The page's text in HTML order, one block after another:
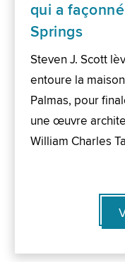
qui a
Springs
Steven J. Scott
entoure la
Palmas, pour
une œuvre
William Charles